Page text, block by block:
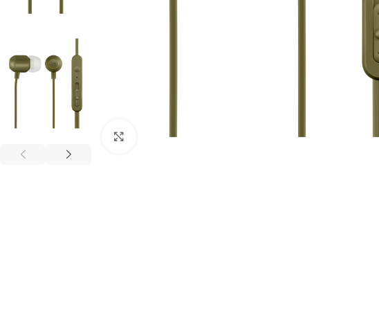
Click to enlarge